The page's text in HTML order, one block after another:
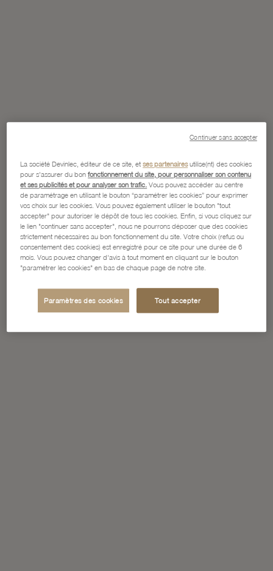
La société Devinlec, éditeur de ce site, etses partenairesutilise(nt) des cookies
pour s'assurer du bonfonctionnement du site, pour personnaliser son contenu
et ses publicités et pour analyser son trafic. Vous pouvez accéder au centre
de paramétrage en utilisant le bouton “paramétrer les cookies” pour exprimer
vos choix sur les cookies. Vous pouvez également utiliser le bouton "tout
accepter" pour autoriser le dépôt de tous les cookies. Enfin, si vous cliquez sur
le lien "continuer sans accepter", nous ne pourrons déposer que des cookies
strictement nécessaires au bon fonctionnement du site. Votre choix (refus ou
consentement des cookies) est enregistré pour ce site pour une durée de 6
mois. Vous pouvez changer d'avis à tout moment en cliquant sur le bouton
"paramétrer les cookies" en bas de chaque page de notre site.
Paramètres des cookies Tout accepter
Continuer sans accepter